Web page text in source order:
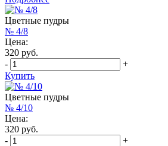
Цветные пудры
№ 4/8
Цена:
320 руб.
-
+
Купить
Цветные пудры
№ 4/10
Цена:
320 руб.
-
+